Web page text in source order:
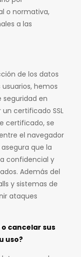
o normativa,
a las
de los datos
hemos
en
certificado SSL
certificado, se
el navegador
que la
confidencial y
Además del
y sistemas de
ataques
cancelar sus
uso?